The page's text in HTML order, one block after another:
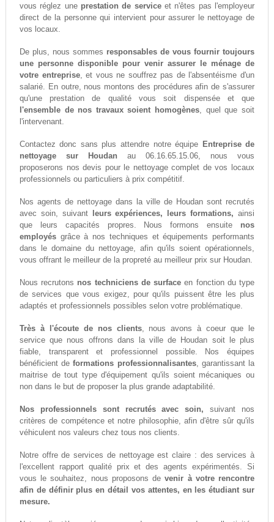
vous réglez une prestation de serviceet n'êtes pas l'employeur
direct de la personne qui intervient pour assurer le nettoyage de
vos locaux.
De plus, nous sommes responsables de vous fournir toujours
une personne disponible pour venir assurer le ménage de
votre entreprise, et vous ne souffrez pas de l'absentéisme d'un
salarié. En outre, nous montons des procédures afin de s'assurer
qu'une prestation de qualité vous soit dispensée et que
l'ensemble de nos travaux soient homogènes, quel que soit
l'intervenant.
Contactez donc sans plus attendre notre équipe Entreprise de
nettoyage sur Houdan au 06.16.65.15.06, nous vous
proposerons nos devis pour le nettoyage complet de vos locaux
professionnels ou particuliers à prix compétitif.
Nos agents de nettoyage dans la ville de Houdan sont recrutés
avec soin, suivant
leurs expériences, leurs formations, ainsi
que leurs capacités propres. Nous formons ensuite nos
employésgrâce à nos techniques et équipements performants
dans le domaine du nettoyage, afin qu'ils soient opérationnels,
vous offrant le meilleur de la propreté au meilleur prix sur Houdan.
Nous recrutons nos techniciens de surface en fonction du type
de services que vous exigez, pour qu'ils puissent être les plus
adaptés et professionnels possibles selon votre problématique.
Très à l'écoute de nos clients, nous avons à coeur que le
service que nous offrons dans la ville de Houdan soit le plus
fiable, transparent et professionnel possible. Nos équipes
bénéficient deformations professionnalisantes, garantissant la
maitrise de tout type d'équipement qu'ils soient mécaniques ou
non dans le but de proposer la plus grande adaptabilité.
Nos professionnels sont recrutés avec soin, suivant nos
critères de compétence et notre philosophie, afin d'être sûr qu'ils
véhiculent nos valeurs chez tous nos clients.
Notre offre de services de nettoyage est claire : des services à
l'excellent rapport qualité prix et des agents expérimentés. Si
vous le souhaitez, nous proposons devenir à votre rencontre
afin de définir plus en détail vos attentes, en les étudiant sur
mesure.